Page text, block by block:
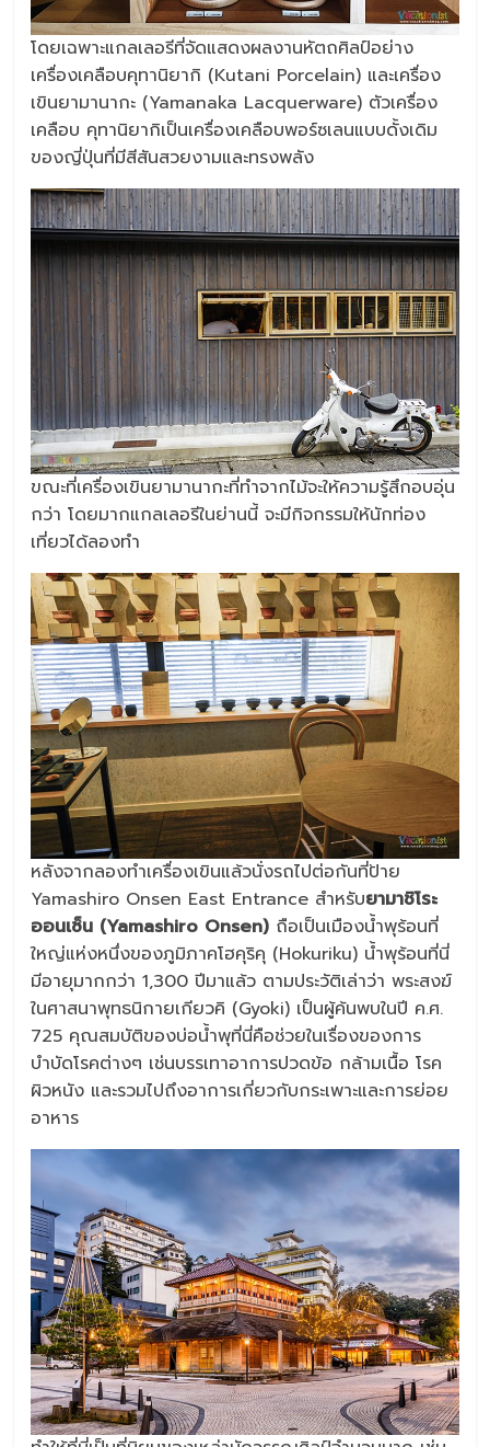
โดยเฉพาะแกลเลอรีที่จัดแสดงผลงานหัตถศิลป์อย่าง
เครื่องเคลือบคุทานิยากิ (Kutani Porcelain) และเครื่อง
เขินยามานากะ (Yamanaka Lacquerware) ตัวเครื่อง
เคลือบ คุทานิยากิเป็นเครื่องเคลือบพอร์ซเลนแบบดั้งเดิม
ของญี่ปุ่นที่มีสีสันสวยงามและทรงพลัง
ขณะที่เครื่องเขินยามานากะที่ทำจากไม้จะให้ความรู้สึกอบอุ่น
กว่า โดยมากแกลเลอรีในย่านนี้ จะมีกิจกรรมให้นักท่อง
เที่ยวได้ลองทำ
หลังจากลองทำเครื่องเขินแล้วนั่งรถไปต่อกันที่ป้าย
Yamashiro Onsen East Entrance สำหรับยามาชิโระ
ออนเซ็น (Yamashiro Onsen) ถือเป็นเมืองน้ำพุร้อนที่
ใหญ่แห่งหนึ่งของภูมิภาคโฮคุริคุ (Hokuriku) น้ำพุร้อนที่นี่
มีอายุมากกว่า 1,300 ปีมาแล้ว ตามประวัติเล่าว่า พระสงฆ์
ในศาสนาพุทธนิกายเกียวคิ (Gyoki) เป็นผู้ค้นพบในปี ค.ศ.
725 คุณสมบัติของบ่อน้ำพุที่นี่คือช่วยในเรื่องของการ
บำบัดโรคต่างๆ เช่นบรรเทาอาการปวดข้อ กล้ามเนื้อ โรค
ผิวหนัง และรวมไปถึงอาการเกี่ยวกับกระเพาะและการย่อย
อาหาร